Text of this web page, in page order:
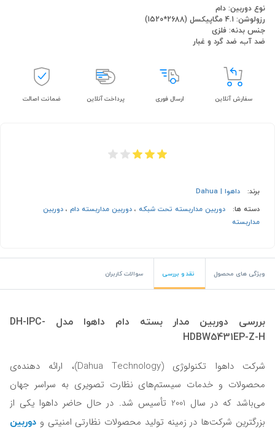
نوع دوربین: دام
رزولوشن: 4.1 مگاپیکسل (2688*1520)
جنس بدنه: فلزی
ضد آب، ضد گرد و غبار
سفارش آنلاین ارسال فوری پرداخت آنلاین ضمانت اصالت
برند:
داهوا | Dahua
دسته ها:
دوربین مداربسته تحت شبکه ، دوربین مداربسته دام ، دوربین
مداربسته
ویژگی های محصول نقد و بررسی سوالات کاربران
بررسی دوربین مدار بسته دام داهوا مدل DH-IPC-
HDBW5431EP-Z-H
شرکت داهوا تکنولوژی (Dahua Technology)، ارائه دهنده‌ی
محصولات و خدمات سیستم‌های نظارت تصویری به سراسر جهان
می‌باشد که در سال 2001 تأسیس شد. در حال حاضر داهوا یکی از
بزرگترین شرکت‌ها در زمینه تولید محصولات نظارتی امنیتی و دوربین